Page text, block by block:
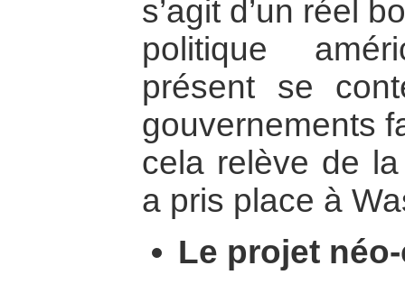
s’agit d’un réel
politique
présent se
gouvernements
cela relève de
a pris place à
Le projet